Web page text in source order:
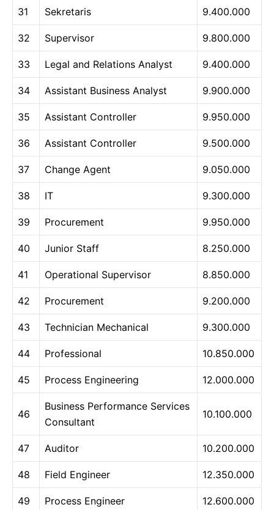
31 Sekretaris 9.400.000
32 Supervisor 9.800.000
33 Legal and Relations Analyst 9.400.000
34 Assistant Business Analyst 9.900.000
35 Assistant Controller 9.950.000
36 Assistant Controller 9.500.000
37 Change Agent 9.050.000
38 IT 9.300.000
39 Procurement 9.950.000
40 Junior Staff 8.250.000
41 Operational Supervisor 8.850.000
42 Procurement 9.200.000
43 Technician Mechanical 9.300.000
44 Professional 10.850.000
45 Process Engineering 12.000.000
46
Business Performance Services
Consultant
10.100.000
47 Auditor 10.200.000
48 Field Engineer 12.350.000
49 Process Engineer 12.600.000